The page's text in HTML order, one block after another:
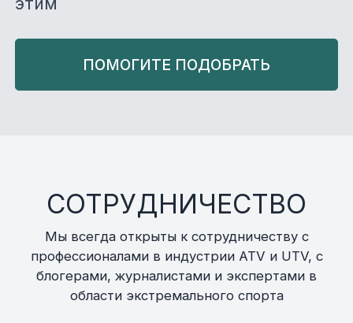
ПОМОГИТЕ ПОДОБРАТЬ
СОТРУДНИЧЕСТВО
Мы всегда открыты к сотрудничеству с
профессионалами в индустрии ATV и UTV, с
блогерами, журналистами и экспертами в
области экстремального спорта